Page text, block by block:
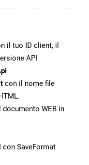
il tuo ID client, il
API
con il nome file
WEB in
con SaveFormat